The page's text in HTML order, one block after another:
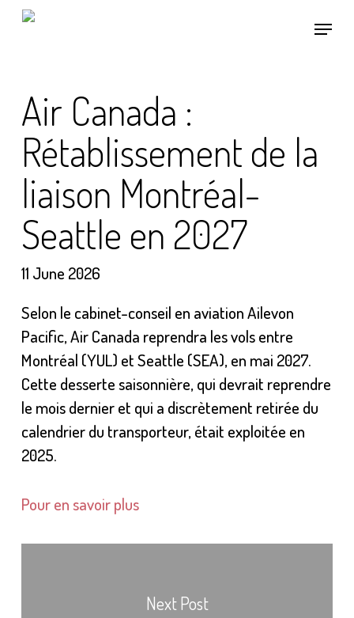
Skip
Menu
Air Canada :
Rétablissement de la
liaison Montréal-
Seattle en 2027
11 June 2026
Selon le cabinet-conseil en aviation Ailevon
Pacific, Air Canada reprendra les vols entre
Montréal (YUL) et Seattle (SEA), en mai 2027.
Cette desserte saisonnière, qui devrait reprendre
le mois dernier et qui a discrètement retirée du
calendrier du transporteur, était exploitée en
2025.
Pour en savoir plus
Next Post